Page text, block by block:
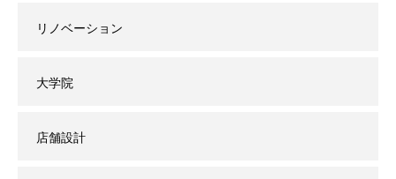
リノベーション
大学院
店舗設計